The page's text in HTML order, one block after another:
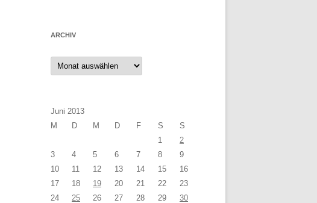
ARCHIV
Archiv
Juni 2013
M
D M D F S
S
1
2
3
4 5 6 7 8
9
10
11 12 13 14 15
16
17
18 19 20 21 22
23
24
25 26 27 28 29
30